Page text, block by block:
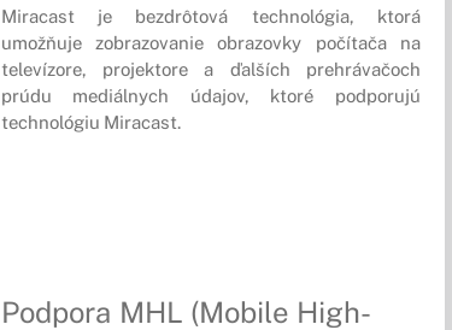
Miracast je bezdrôtová technológia, ktorá
umožňuje zobrazovanie obrazovky počítača na
televízore, projektore a ďalších prehrávačoch
prúdu mediálnych údajov, ktoré podporujú
technológiu Miracast.
Podpora MHL (Mobile High-